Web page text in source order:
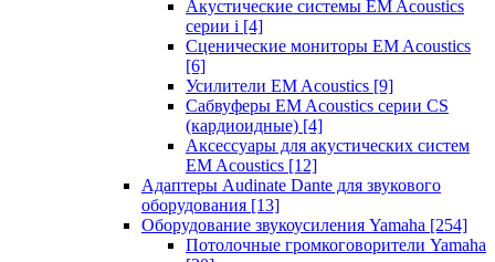
Акустические системы EM Acoustics
серии i [4]
Сценические мониторы EM Acoustics
[6]
Усилители EM Acoustics [9]
Сабвуферы EM Acoustics серии CS
(кардиоидные) [4]
Аксессуары для акустических систем
EM Acoustics [12]
Адаптеры Audinate Dante для звукового
оборудования [13]
Оборудование звукоусиления Yamaha [254]
Потолочные громкоговорители Yamaha